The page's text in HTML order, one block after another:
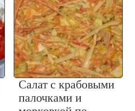
Салат с крабовыми
палочками и